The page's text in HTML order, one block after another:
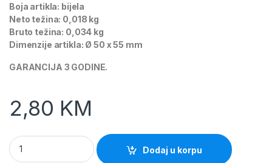
Boja artikla: bijela
Neto težina: 0,018 kg
Bruto težina: 0,034 kg
Dimenzije artikla: Ø 50 x 55 mm
GARANCIJA 3 GODINE.
2,80 KM
Led sijalica 7W/E14/6000K LB-1009 Green Tech quantity
Dodaj u korpu